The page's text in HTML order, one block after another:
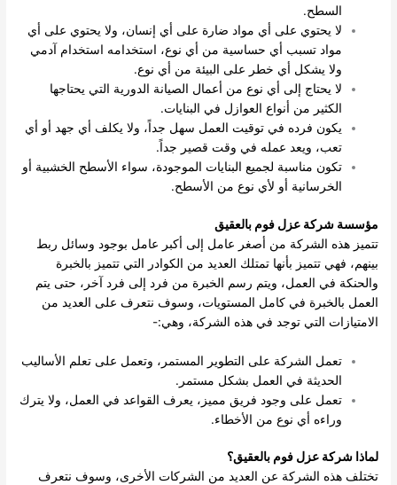
السطح.
لا يحتوي على أي مواد ضارة على أي إنسان، ولا يحتوي على أي
مواد تسبب أي حساسية من أي نوع، استخدامه استخدام آدمي
ولا يشكل أي خطر على البيئة من أي نوع.
لا يحتاج إلى أي نوع من أعمال الصيانة الدورية التي يحتاجها
الكثير من أنواع العوازل في البنايات.
يكون فرده في توقيت العمل سهل جداً، ولا يكلف أي جهد أو أي
تعب، ويعد عمله في وقت قصير جداً.
تكون مناسبة لجميع البنايات الموجودة، سواء الأسطح الخشبية أو
الخرسانية أو لأي نوع من الأسطح.
مؤسسة شركة عزل فوم بالعقيق
تتميز هذه الشركة من أصغر عامل إلى أكبر عامل بوجود وسائل ربط
بينهم، فهي تتميز بأنها تمتلك العديد من الكوادر التي تتميز بالخبرة
والحنكة في العمل، ويتم رسم الخبرة من فرد إلى فرد آخر، حتى يتم
العمل بالخبرة في كامل المستويات، وسوف نتعرف على العديد من
الامتيازات التي توجد في هذه الشركة، وهي:-
تعمل الشركة على التطوير المستمر، وتعمل على تعلم الأساليب
الحديثة في العمل بشكل مستمر.
تعمل على وجود فريق مميز، يعرف القواعد في العمل، ولا يترك
وراءه أي نوع من الأخطاء.
لماذا شركة عزل فوم بالعقيق؟
تختلف هذه الشركة عن العديد من الشركات الأخرى، وسوف نتعرف